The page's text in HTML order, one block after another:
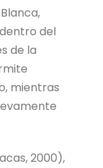
del
de la
mientras
2000),